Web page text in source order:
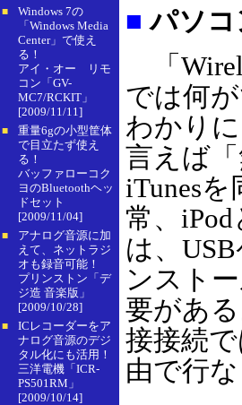
■
Windows 7の
「Windows Media
Center」で使え
る！
アイ・オー リモ
コン「GV-
MC7/RCKIT」
[2009/11/11]
■
重量6gの小型筐体
で目立たず使え
る！
バッファローコク
ヨのBluetoothヘッ
ドセット
[2009/11/04]
■
アナログ音源に加
えて、ネットラジ
オも録音可能！
プリンストン「デ
ジ造 音楽版」
[2009/10/28]
■
ICレコーダーをア
ナログ音源のデジ
タル化にも活用！
三洋電機「ICR-
PS501RM」
[2009/10/14]
■ パソコ
「
では何
わかり
言えば
iTunes
常、
は、
ンスト
要があ
接接続
由で行